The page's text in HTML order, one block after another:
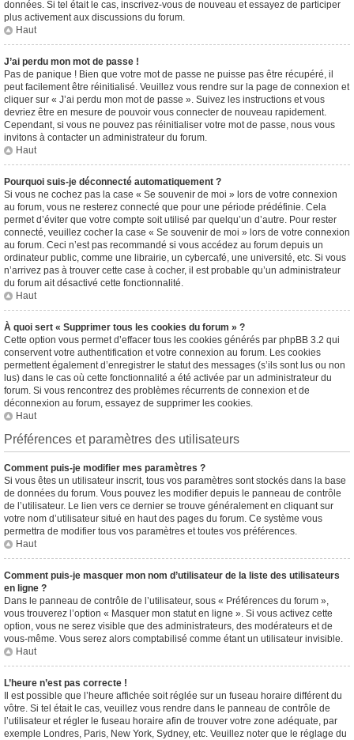
données. Si tel était le cas, inscrivez-vous de nouveau et essayez de participer
plus activement aux discussions du forum.
Haut
J’ai perdu mon mot de passe !
Pas de panique ! Bien que votre mot de passe ne puisse pas être récupéré, il
peut facilement être réinitialisé. Veuillez vous rendre sur la page de connexion et
cliquer sur « J’ai perdu mon mot de passe ». Suivez les instructions et vous
devriez être en mesure de pouvoir vous connecter de nouveau rapidement.
Cependant, si vous ne pouvez pas réinitialiser votre mot de passe, nous vous
invitons à contacter un administrateur du forum.
Haut
Pourquoi suis-je déconnecté automatiquement ?
Si vous ne cochez pas la case « Se souvenir de moi » lors de votre connexion
au forum, vous ne resterez connecté que pour une période prédéfinie. Cela
permet d’éviter que votre compte soit utilisé par quelqu’un d’autre. Pour rester
connecté, veuillez cocher la case « Se souvenir de moi » lors de votre connexion
au forum. Ceci n’est pas recommandé si vous accédez au forum depuis un
ordinateur public, comme une librairie, un cybercafé, une université, etc. Si vous
n’arrivez pas à trouver cette case à cocher, il est probable qu’un administrateur
du forum ait désactivé cette fonctionnalité.
Haut
À quoi sert « Supprimer tous les cookies du forum » ?
Cette option vous permet d’effacer tous les cookies générés par phpBB 3.2 qui
conservent votre authentification et votre connexion au forum. Les cookies
permettent également d’enregistrer le statut des messages (s’ils sont lus ou non
lus) dans le cas où cette fonctionnalité a été activée par un administrateur du
forum. Si vous rencontrez des problèmes récurrents de connexion et de
déconnexion au forum, essayez de supprimer les cookies.
Haut
Préférences et paramètres des utilisateurs
Comment puis-je modifier mes paramètres ?
Si vous êtes un utilisateur inscrit, tous vos paramètres sont stockés dans la base
de données du forum. Vous pouvez les modifier depuis le panneau de contrôle
de l’utilisateur. Le lien vers ce dernier se trouve généralement en cliquant sur
votre nom d’utilisateur situé en haut des pages du forum. Ce système vous
permettra de modifier tous vos paramètres et toutes vos préférences.
Haut
Comment puis-je masquer mon nom d’utilisateur de la liste des utilisateurs
en ligne ?
Dans le panneau de contrôle de l’utilisateur, sous « Préférences du forum »,
vous trouverez l’option « Masquer mon statut en ligne ». Si vous activez cette
option, vous ne serez visible que des administrateurs, des modérateurs et de
vous-même. Vous serez alors comptabilisé comme étant un utilisateur invisible.
Haut
L’heure n’est pas correcte !
Il est possible que l’heure affichée soit réglée sur un fuseau horaire différent du
vôtre. Si tel était le cas, veuillez vous rendre dans le panneau de contrôle de
l’utilisateur et régler le fuseau horaire afin de trouver votre zone adéquate, par
exemple Londres, Paris, New York, Sydney, etc. Veuillez noter que le réglage du